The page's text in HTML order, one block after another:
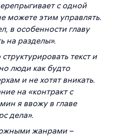
с одной
можете этим управлять.
в особенности главу
на разделы».
текст и
люди как будто
и не хотят вникать.
на «контракт с
я ввожу в главе
дела».
жанрами –